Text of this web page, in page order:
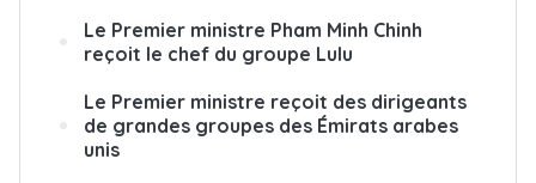
Le Premier ministre Pham Minh Chinh
reçoit le chef du groupe Lulu
Le Premier ministre reçoit des dirigeants
de grandes groupes des Émirats arabes
unis